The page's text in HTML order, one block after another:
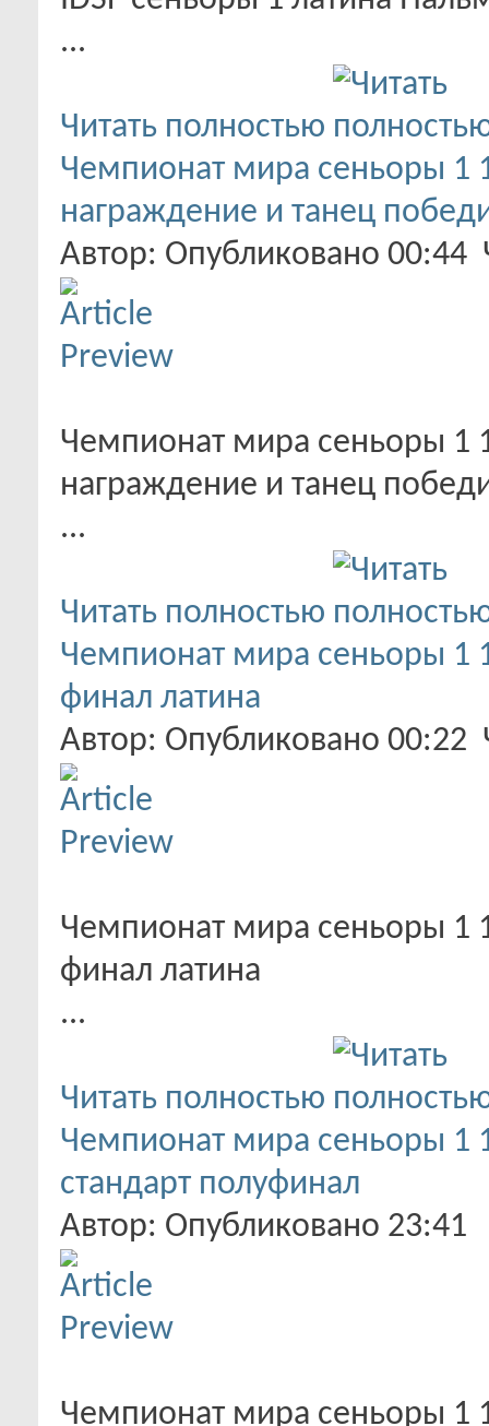
...
Читать полностью
Чемпионат мира сеньоры 1
награждение и танец
Автор: Опубликовано
Чемпионат мира сеньоры 1
награждение и танец
...
Читать полностью
Чемпионат мира сеньоры 1
финал латина
Автор: Опубликовано
Чемпионат мира сеньоры 1
финал латина
...
Читать полностью
Чемпионат мира сеньоры 1
стандарт полуфинал
Автор: Опубликовано
Чемпионат мира сеньоры 1